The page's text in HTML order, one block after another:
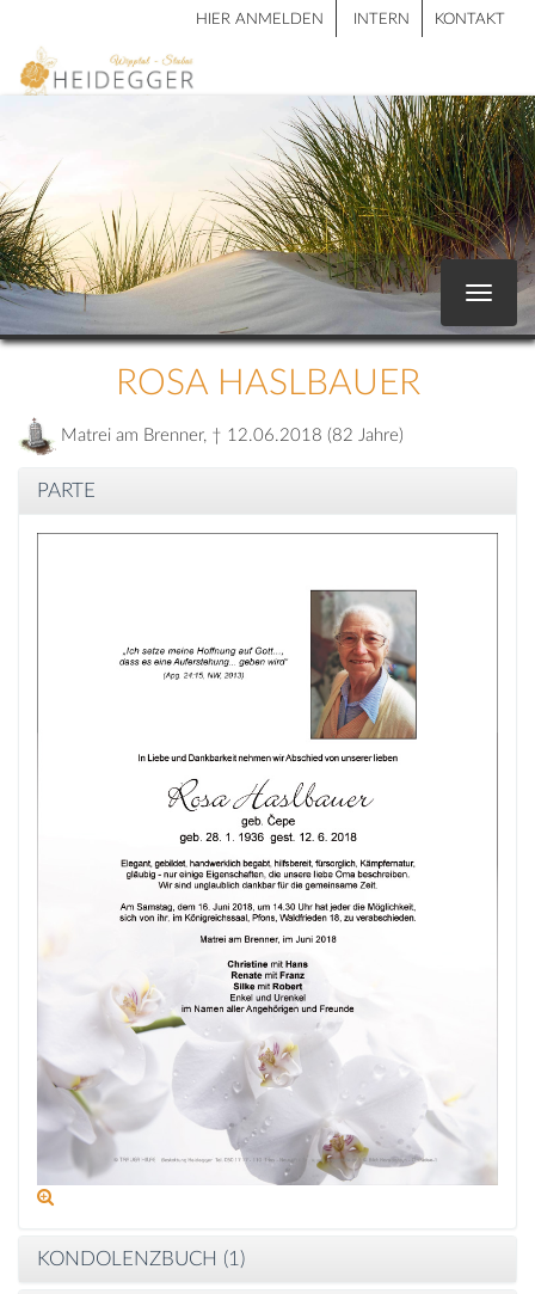
HIER ANMELDEN INTERN KONTAKT
Toggle
ROSA HASLBAUER
Matrei am Brenner, † 12.06.2018 (82 Jahre)
PARTE
KONDOLENZBUCH (1 )